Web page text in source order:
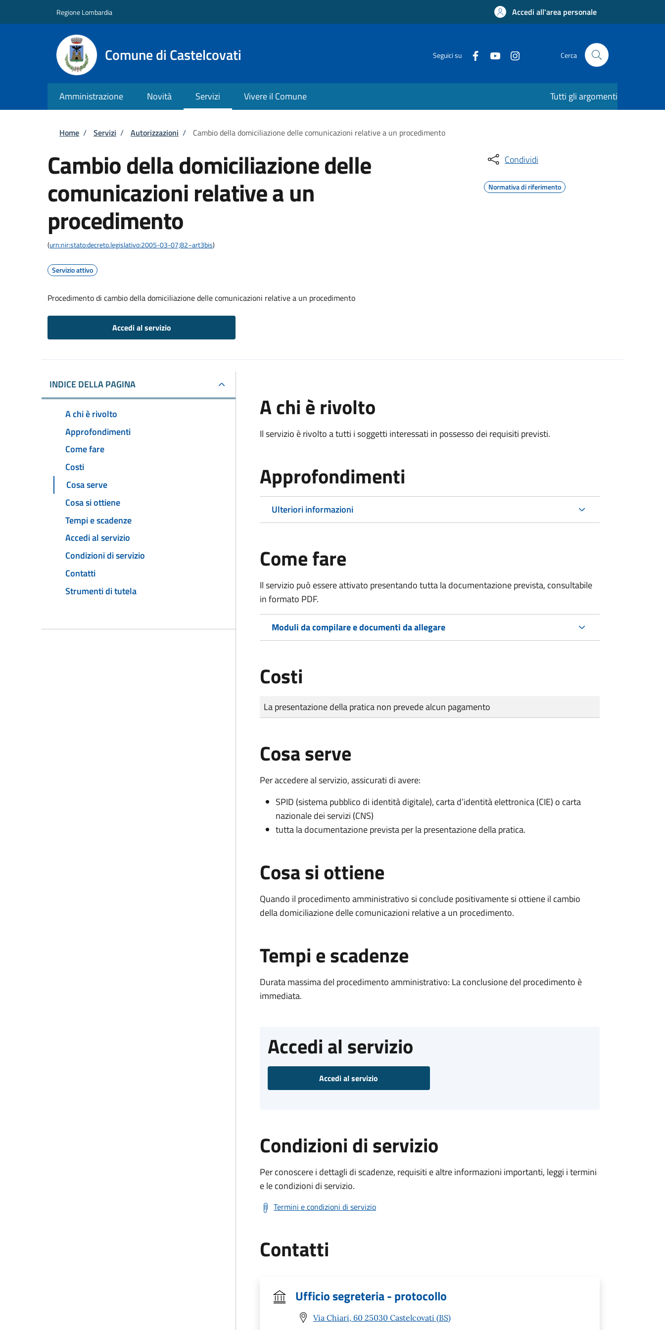
Regione Lombardia Accedi all'area personale
Comune di Castelcovati Seguici su Cerca
Amministrazione Novità Servizi Vivere il Comune Tutti gli argomenti
Briciole di pane
Home / Servizi / Autorizzazioni / Cambio della domiciliazione delle comunicazioni relative a un procedimento
Cambio della domiciliazione delle
comunicazioni relative a un
procedimento
(urn:nir:stato:decreto.legislativo:2005-03-07;82~art3bis)
Servizio attivo
Procedimento di cambio della domiciliazione delle comunicazioni relative a un procedimento
Accedi al servizio
Condividi
Normativa di riferimento
INDICE DELLA PAGINA
A chi è rivolto
Approfondimenti
Come fare
Costi
Cosa serve
Cosa si ottiene
Tempi e scadenze
Accedi al servizio
Condizioni di servizio
Contatti
Strumenti di tutela
A chi è rivolto
Il servizio è rivolto a tutti i soggetti interessati in possesso dei requisiti previsti.
Approfondimenti
Ulteriori informazioni
Come fare
Il servizio può essere attivato presentando tutta la documentazione prevista, consultabile
in formato PDF.
Moduli da compilare e documenti da allegare
Costi
Tipo di pagamento
Importo
La presentazione della pratica non prevede alcun pagamento
Cosa serve
Per accedere al servizio, assicurati di avere:
SPID (sistema pubblico di identità digitale), carta d’identità elettronica (CIE) o carta
nazionale dei servizi (CNS)
tutta la documentazione prevista per la presentazione della pratica.
Cosa si ottiene
Quando il procedimento amministrativo si conclude positivamente si ottiene il cambio
della domiciliazione delle comunicazioni relative a un procedimento.
Tempi e scadenze
Durata massima del procedimento amministrativo: La conclusione del procedimento è
immediata.
Accedi al servizio
Accedi al servizio
Condizioni di servizio
Per conoscere i dettagli di scadenze, requisiti e altre informazioni importanti, leggi i termini
e le condizioni di servizio.
Termini e condizioni di servizio
Contatti
Ufficio segreteria - protocollo
Via Chiari, 60 25030 Castelcovati (BS)